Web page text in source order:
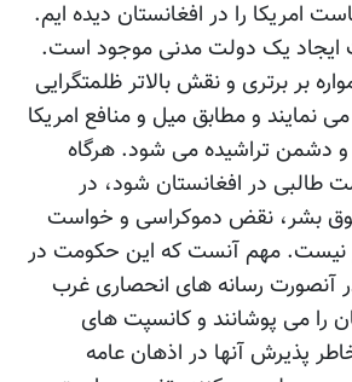
امریکا را در افغانستان دیده ایم.
ایجاد یک دولت مدنی موجود است.
بر برتری و نقش بالاتر ظلمتگرایی
نمایند و مطابق میل و منافع امریکا
دشمن تراشیده می شود. هرگاه
طالبی در افغانستان شود، در
بشر، نقض دموکراسی و خواست
نیست. مهم آنست که این حکومت در
در آنصورت رسانه های انحصاری غرب
را می پوشانند و کانسپت های
پذیرش آنها در اذهان عامه